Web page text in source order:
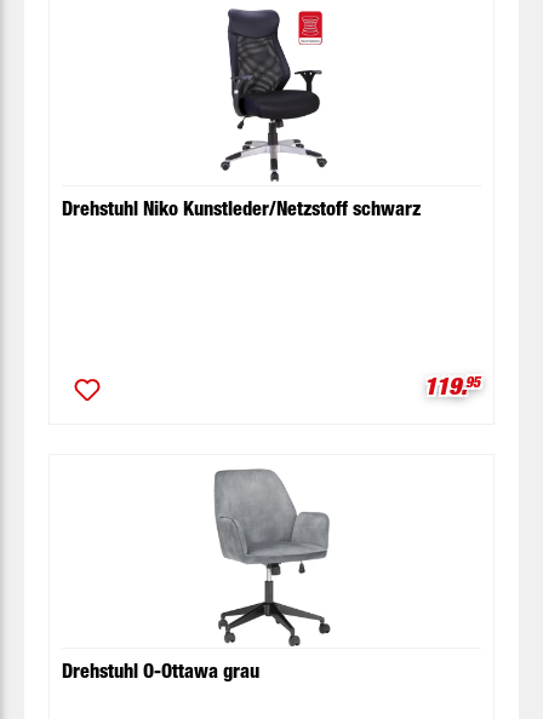
Drehstuhl Niko Kunstleder/Netzstoff schwarz
119.95
Drehstuhl O-Ottawa grau